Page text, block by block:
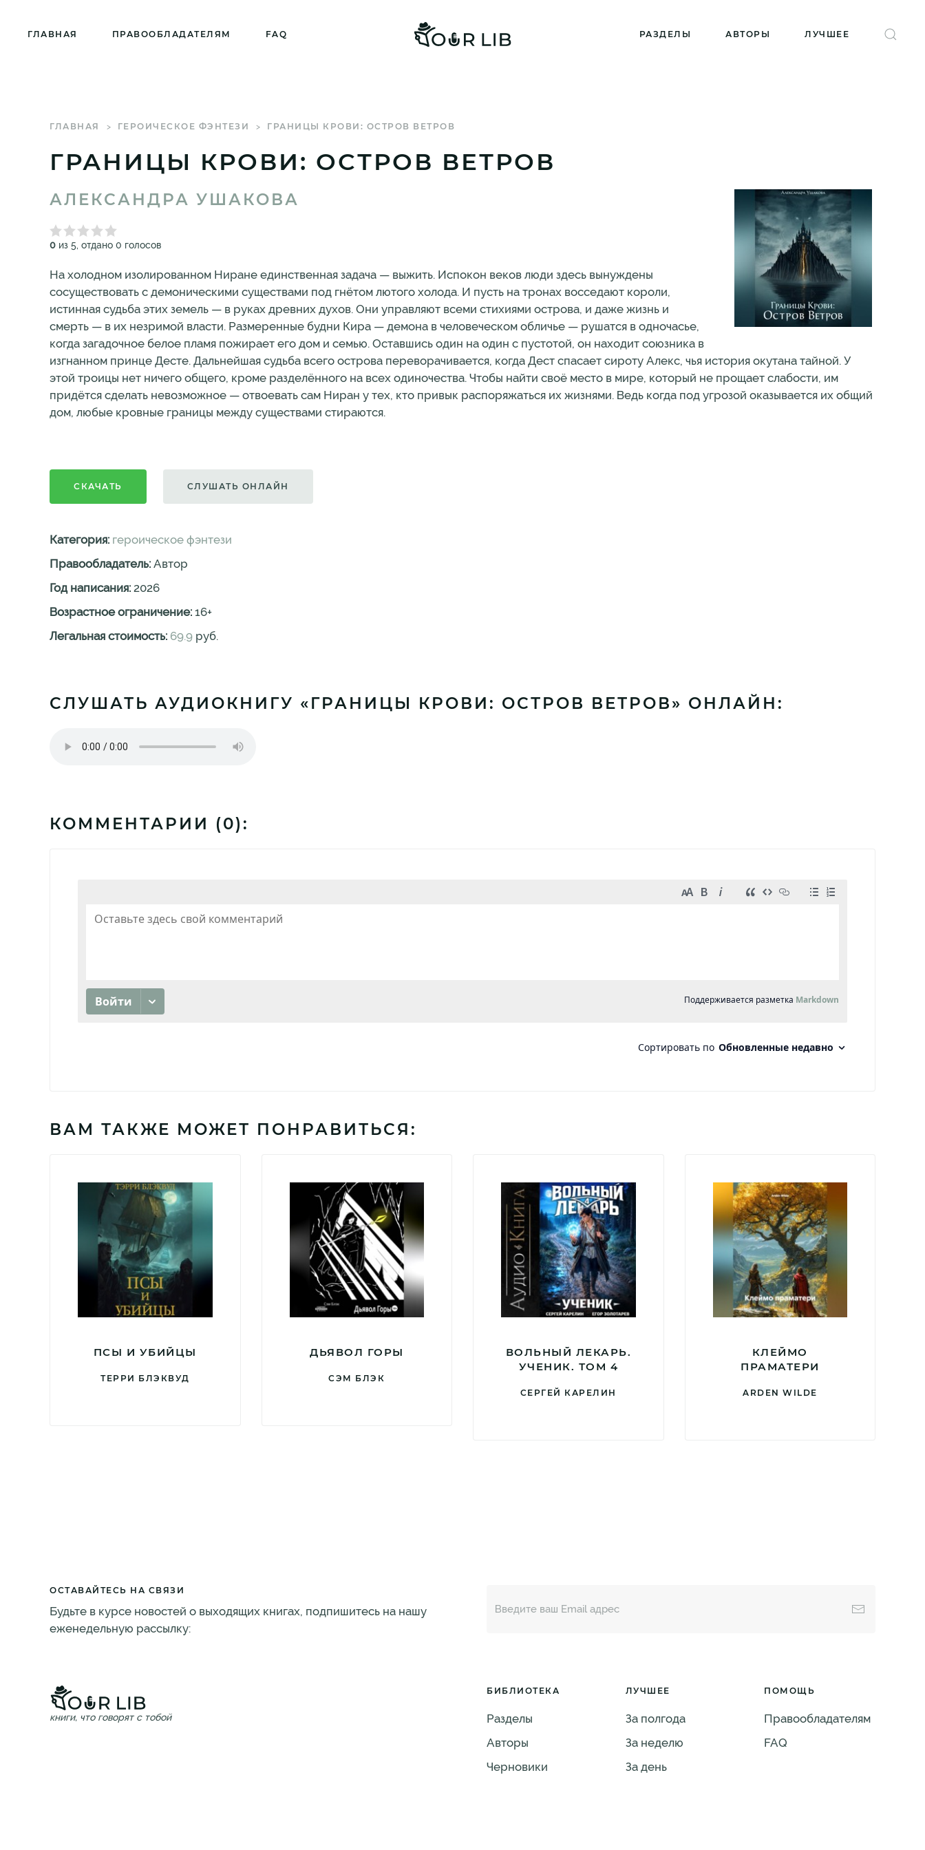
ГЛАВНАЯ ПРАВООБЛАДАТЕЛЯМ FAQ РАЗДЕЛЫ АВТОРЫ ЛУЧШЕЕ
ГЛАВНАЯ ГЕРОИЧЕСКОЕ ФЭНТЕЗИ ГРАНИЦЫ КРОВИ: ОСТРОВ ВЕТРОВ
ГРАНИЦЫ КРОВИ: ОСТРОВ ВЕТРОВ
АЛЕКСАНДРА УШАКОВА
0 из 5, отдано 0 голосов
На холодном изолированном Ниране единственная задача — выжить. Испокон веков люди здесь вынуждены
сосуществовать с демоническими существами под гнётом лютого холода. И пусть на тронах восседают короли,
истинная судьба этих земель — в руках древних духов. Они управляют всеми стихиями острова, и даже жизнь и
смерть — в их незримой власти. Размеренные будни Кира — демона в человеческом обличье — рушатся в одночасье,
когда загадочное белое пламя пожирает его дом и семью. Оставшись один на один с пустотой, он находит союзника в
изгнанном принце Десте. Дальнейшая судьба всего острова переворачивается, когда Дест спасает сироту Алекс, чья история окутана тайной. У
этой троицы нет ничего общего, кроме разделённого на всех одиночества. Чтобы найти своё место в мире, который не прощает слабости, им
придётся сделать невозможное — отвоевать сам Ниран у тех, кто привык распоряжаться их жизнями. Ведь когда под угрозой оказывается их общий
дом, любые кровные границы между существами стираются.
СКАЧАТЬ СЛУШАТЬ ОНЛАЙН
Категория: героическое фэнтези
Правообладатель: Автор
Год написания: 2026
Возрастное ограничение: 16+
Легальная стоимость: 69.9 руб.
СЛУШАТЬ АУДИОКНИГУ «ГРАНИЦЫ КРОВИ: ОСТРОВ ВЕТРОВ» ОНЛАЙН:
КОММЕНТАРИИ (0):
ВАМ ТАКЖЕ МОЖЕТ ПОНРАВИТЬСЯ:
ПСЫ И УБИЙЦЫ
ТЕРРИ БЛЭКВУД
ДЬЯВОЛ ГОРЫ
СЭМ БЛЭК
ВОЛЬНЫЙ ЛЕКАРЬ.
УЧЕНИК. ТОМ 4
СЕРГЕЙ КАРЕЛИН
КЛЕЙМО
ПРАМАТЕРИ
ARDEN WILDE
ОСТАВАЙТЕСЬ НА СВЯЗИ
Будьте в курсе новостей о выходящих книгах, подпишитесь на нашу
еженедельную рассылку:
книги, что говорят с тобой
БИБЛИОТЕКА
Разделы
Авторы
Черновики
ЛУЧШЕЕ
За полгода
За неделю
За день
ПОМОЩЬ
Правообладателям
FAQ